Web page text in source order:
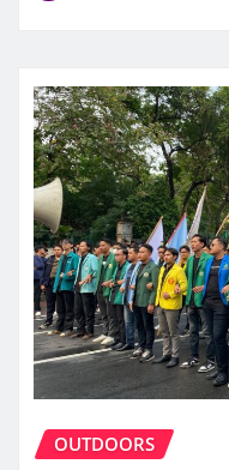
OUTDOORS